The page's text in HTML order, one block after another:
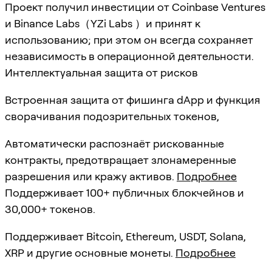
Проект получил инвестиции от Coinbase Ventures
и Binance Labs（YZi Labs ）и принят к
использованию; при этом он всегда сохраняет
независимость в операционной деятельности.
Интеллектуальная защита от рисков
Встроенная защита от фишинга dApp и функция
сворачивания подозрительных токенов,
Автоматически распознаёт рискованные
контракты, предотвращает злонамеренные
разрешения или кражу активов. Подробнее
Поддерживает 100+ публичных блокчейнов и
30,000+ токенов.
Поддерживает Bitcoin, Ethereum, USDT, Solana,
XRP и другие основные монеты. Подробнее